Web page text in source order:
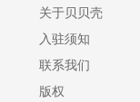
明确承认并规范了
商业助孕，允许委
支付报酬。 亲权
关于贝贝壳
入驻须知
联系我们
版权